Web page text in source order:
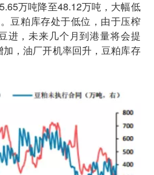
万吨降至48.12万吨，大幅低
豆粕库存处于低位，由于压榨
进，未来几个月到港量将会提
，油厂开机率回升，豆粕库存